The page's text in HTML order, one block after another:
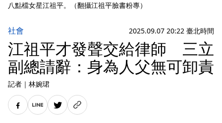
八點檔女星江祖平。（翻攝江祖平臉書粉專）
社會 2025.09.07 20:22 臺北時間
江祖平才發聲交給律師 三立
副總請辭：身為人父無可卸責
記者 ｜ 林婉珺